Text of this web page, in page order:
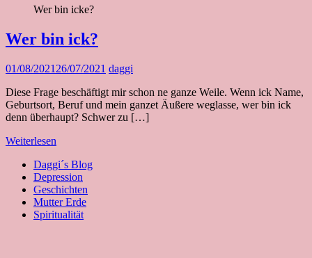
Wer bin icke?
Wer bin ick?
01/08/2021 26/07/2021 daggi
Diese Frage beschäftigt mir schon ne ganze Weile. Wenn ick Name,
Geburtsort, Beruf und mein ganzet Äußere weglasse, wer bin ick
denn überhaupt? Schwer zu […]
Weiterlesen
Daggi´s Blog
Depression
Geschichten
Mutter Erde
Spiritualität